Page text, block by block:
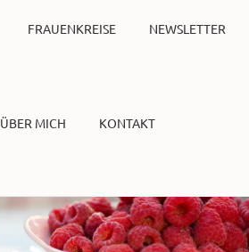
FRAUENKREISE NEWSLETTER
ÜBER MICH KONTAKT